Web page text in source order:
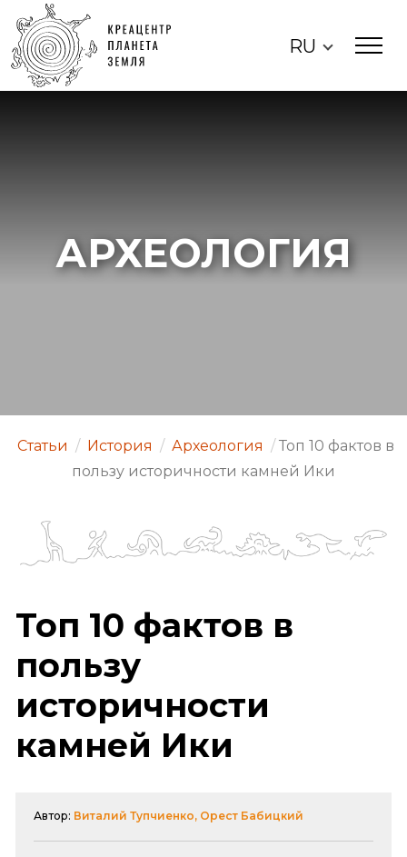
RU
АРХЕОЛОГИЯ
Статьи / История / Археология / Топ 10 фактов в
пользу историчности камней Ики
Топ 10 фактов в
пользу
историчности
камней Ики
Автор: Виталий Тупчиенко, Орест Бабицкий